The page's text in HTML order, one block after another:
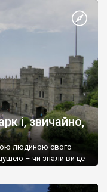
і, звичайно,
людиною свого
– чи знали ви це